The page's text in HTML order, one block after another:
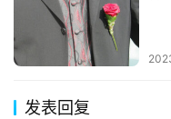
发表回复